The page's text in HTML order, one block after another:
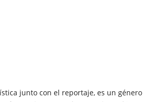
junto con el reportaje, es un género